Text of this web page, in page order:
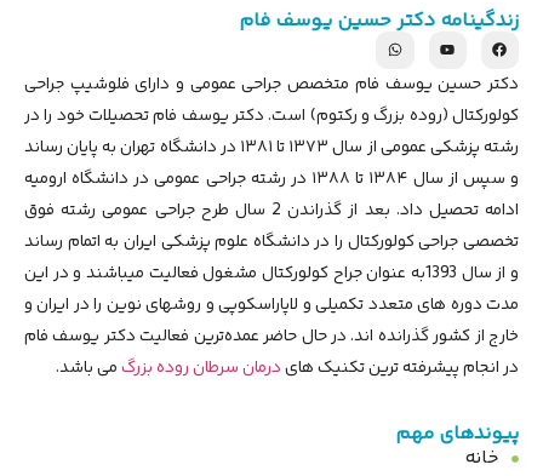
زندگینامه دکتر حسین یوسف فام
دکتر حسین یوسف فام متخصص جراحی عمومی و دارای فلوشیپ جراحی
کولورکتال (روده بزرگ و رکتوم) است. دکتر یوسف فام تحصیلات خود را در
رشته پزشکی عمومی از سال ۱۳۷۳ تا ۱۳۸۱ در دانشگاه تهران به پایان رساند
و سپس از سال ۱۳۸۴ تا ۱۳۸۸ در رشته جراحی عمومی در دانشگاه ارومیه
ادامه تحصیل داد. بعد از گذراندن 2 سال طرح جراحی عمومی رشته فوق
تخصصی جراحی کولورکتال را در دانشگاه علوم پزشکی ایران به اتمام رساند
و از سال 1393به عنوان جراح کولورکتال مشغول فعالیت میباشند و در این
مدت دوره های متعدد تکمیلی و لاپاراسکوپی و روشهای نوین را در ایران و
خارج از کشور گذرانده اند. در حال حاضر عمده‌ترین فعالیت دکتر یوسف فام
در انجام پیشرفته ترین تکنیک هایدرمان سرطان روده بزرگمی باشد.
پیوندهای مهم
خانه